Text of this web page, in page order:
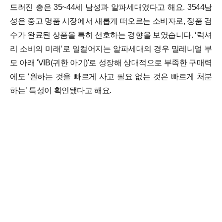
드러진 층은 35~44세 남성과 알파세대였다고 해요.3544남
성은 중고 명품 시장에서 새롭게 떠오르는 소비자로, 정품 검
수가 완료된 상품을 특히 선호하는 경향을 보였습니다. ‘럭셔
리 소비의 미래’로 일컬어지는 알파세대의 경우 밀레니얼 부
모 아래 'VIB(귀한 아기)'로 성장해 상대적으로 부족한 구매력
에도 ‘원하는 것을 빠르게 사고 필요 없는 것은 빠르게 처분
하는’ 특성이 확인됐다고 해요.